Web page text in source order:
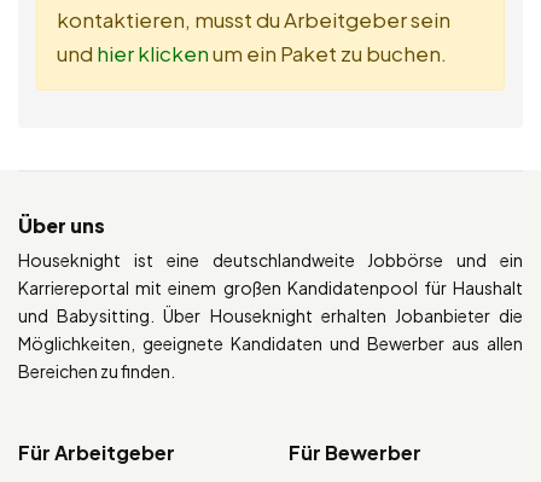
kontaktieren, musst du Arbeitgeber sein
und hier klickenum ein Paket zu buchen.
Über uns
Houseknight ist eine deutschlandweite Jobbörse und ein
Karriereportal mit einem großen Kandidatenpool für Haushalt
und Babysitting. Über Houseknight erhalten Jobanbieter die
Möglichkeiten, geeignete Kandidaten und Bewerber aus allen
Bereichen zu finden.
Für Arbeitgeber Für Bewerber